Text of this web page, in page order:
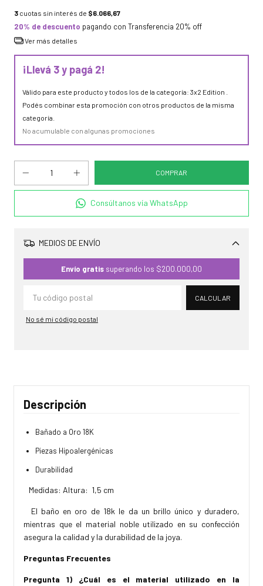
3 cuotas sin interés de $6.066,67
20% de descuento pagando con Transferencia 20% off
Ver más detalles
¡Llevá 3 y pagá 2!
Válido para este producto y todos los de la categoría: 3x2 Edition .
Podés combinar esta promoción con otros productos de la misma
categoría.
No acumulable con algunas promociones
Consúltanos vía WhatsApp
MEDIOS DE ENVÍO
Envío gratis superando los $200.000,00
CALCULAR
No sé mi código postal
Descripción
Bañado a Oro 18K
Piezas Hipoalergénicas
Durabilidad
Medidas: Altura: 1,5 cm
El baño en oro de 18k le da un brillo único y duradero,
mientras que el material noble utilizado en su confección
asegura la calidad y la durabilidad de la joya.
Preguntas Frecuentes
Pregunta 1) ¿Cuál es el material utilizado en la